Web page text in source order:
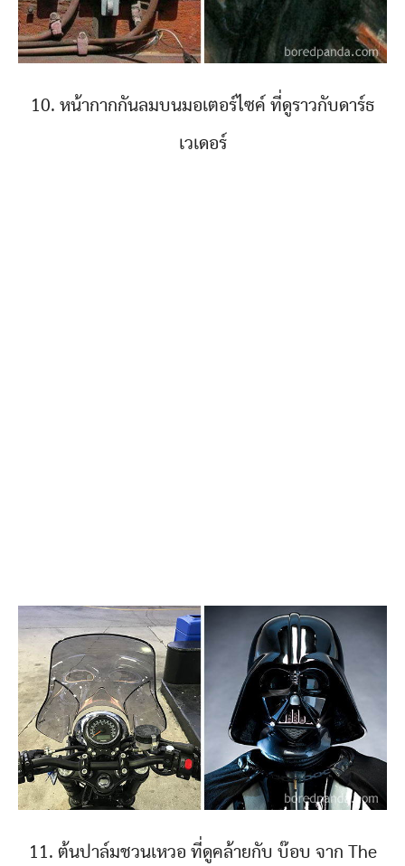
10. หน้ากากกันลมบนมอเตอร์ไซค์ ที่ดูราวกับดาร์ธ
เวเดอร์
11. ต้นปาล์มชวนเหวอ ที่ดูคล้ายกับ บ๊อบ จาก The